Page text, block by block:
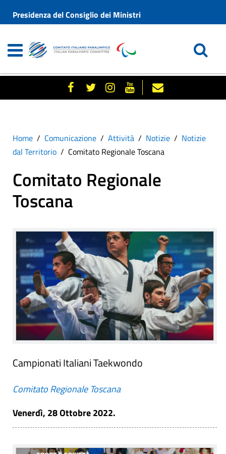
Presidenza del Consiglio dei Ministri
Home Comunicazione Attività Notizie
Notizie
dal Territorio
Comitato Regionale Toscana
Comitato Regionale
Toscana
Campionati Italiani Taekwondo
Comitato Regionale Toscana
Venerdì, 28 Ottobre 2022.